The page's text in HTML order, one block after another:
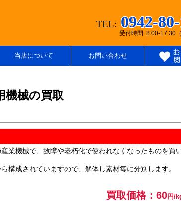
TEL: 0942-
受付時間: 8:00-17:30（
当店について お問い合わせ
機械の買取
業機械で、故障や老朽化で使われなくなったものを買
構成されていますので、解体し素材毎に分別します。
買取価格：60円/